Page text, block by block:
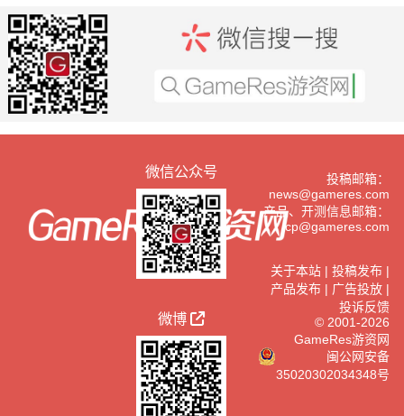
微信公众号
微博
投稿邮箱：
news@gameres.com
产品、开测信息邮箱：
cp@gameres.com
关于本站| 投稿发布|
产品发布| 广告投放|
投诉反馈
© 2001-2026
GameRes游资网
闽公网安备
35020302034348号